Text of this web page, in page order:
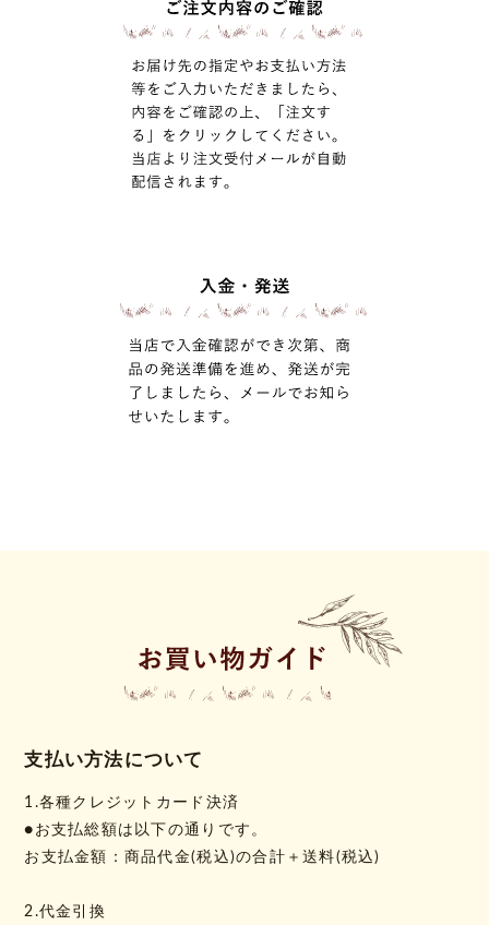
支払い方法について
1.各種クレジットカード決済
●お支払総額は以下の通りです。
お支払金額：商品代金(税込)の合計＋送料(税込)
2.代金引換